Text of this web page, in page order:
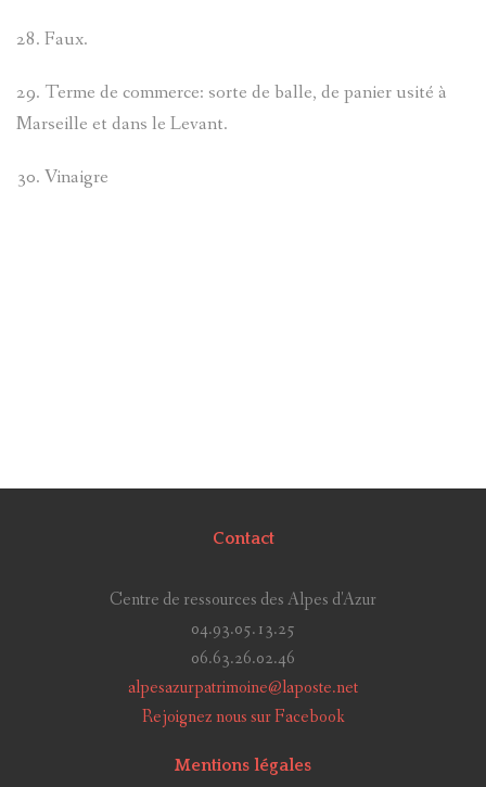
28. Faux.
29. Terme de commerce: sorte de balle, de panier usité à
Marseille et dans le Levant.
30. Vinaigre
Contact
Centre de ressources des Alpes d'Azur
04.93.05.13.25
06.63.26.02.46
alpesazurpatrimoine@laposte.net
Rejoignez nous sur Facebook
Mentions légales